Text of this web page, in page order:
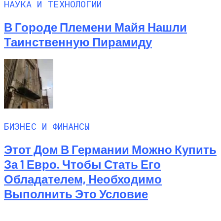
НАУКА И ТЕХНОЛОГИИ
В Городе Племени Майя Нашли
Таинственную Пирамиду
БИЗНЕС И ФИНАНСЫ
Этот Дом В Германии Можно Купить
За 1 Евро. Чтобы Стать Его
Обладателем, Необходимо
Выполнить Это Условие